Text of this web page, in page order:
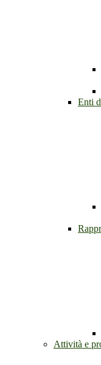
Enti
Attività e